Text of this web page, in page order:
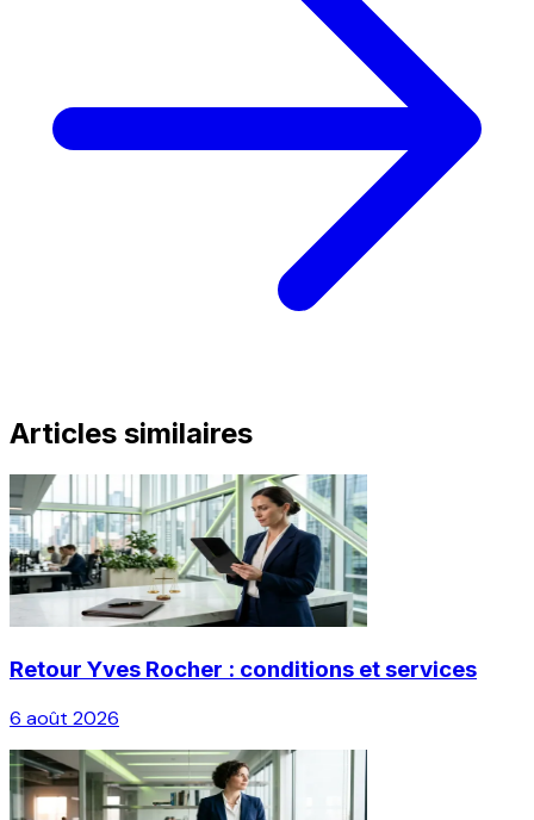
Articles similaires
Retour Yves Rocher : conditions et services
6 août 2026